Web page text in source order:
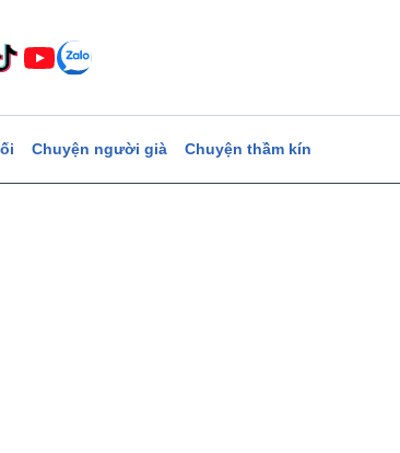
Chuyện người già Chuyện thầm kín